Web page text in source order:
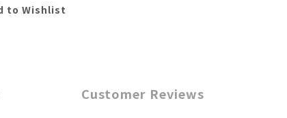
to Wishlist
Customer Reviews